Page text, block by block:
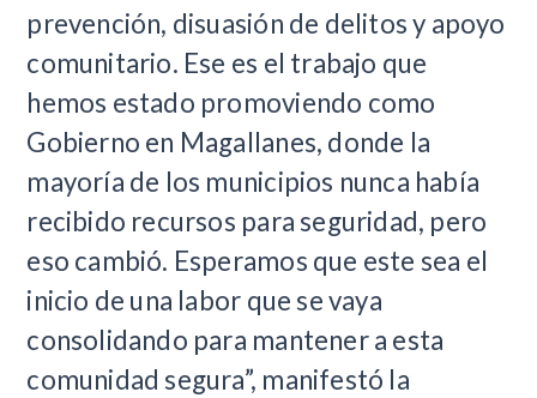
prevención, disuasión de delitos y apoyo
comunitario. Ese es el trabajo que
hemos estado promoviendo como
Gobierno en Magallanes, donde la
mayoría de los municipios nunca había
recibido recursos para seguridad, pero
eso cambió. Esperamos que este sea el
inicio de una labor que se vaya
consolidando para mantener a esta
comunidad segura”, manifestó la